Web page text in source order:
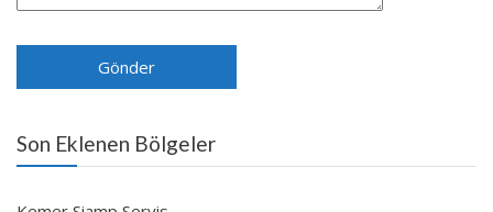
Son Eklenen Bölgeler